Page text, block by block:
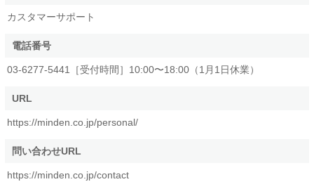
カスタマーサポート
電話番号
03-6277-5441［受付時間］10:00〜18:00（1月1日休業）
URL
https://minden.co.jp/personal/
問い合わせURL
https://minden.co.jp/contact